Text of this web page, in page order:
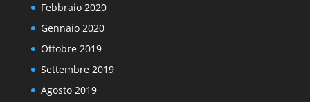
Febbraio 2020
Gennaio 2020
Ottobre 2019
Settembre 2019
Agosto 2019